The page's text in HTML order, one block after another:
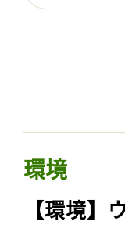
環境
【環境】